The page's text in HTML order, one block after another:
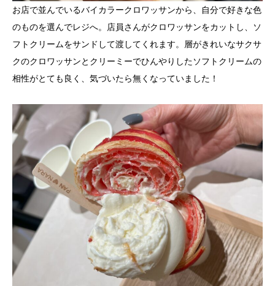
お店で並んでいるバイカラークロワッサンから、自分で好きな色
のものを選んでレジへ。店員さんがクロワッサンをカットし、ソ
フトクリームをサンドして渡してくれます。層がきれいなサクサ
クのクロワッサンとクリーミーでひんやりしたソフトクリームの
相性がとても良く、気づいたら無くなっていました！